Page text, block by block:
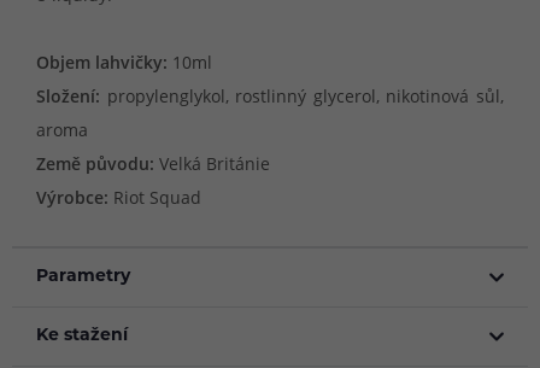
Objem lahvičky: 10ml
Složení: propylenglykol, rostlinný glycerol, nikotinová sůl,
aroma
Země původu: Velká Británie
Výrobce: Riot Squad
Parametry
Ke stažení